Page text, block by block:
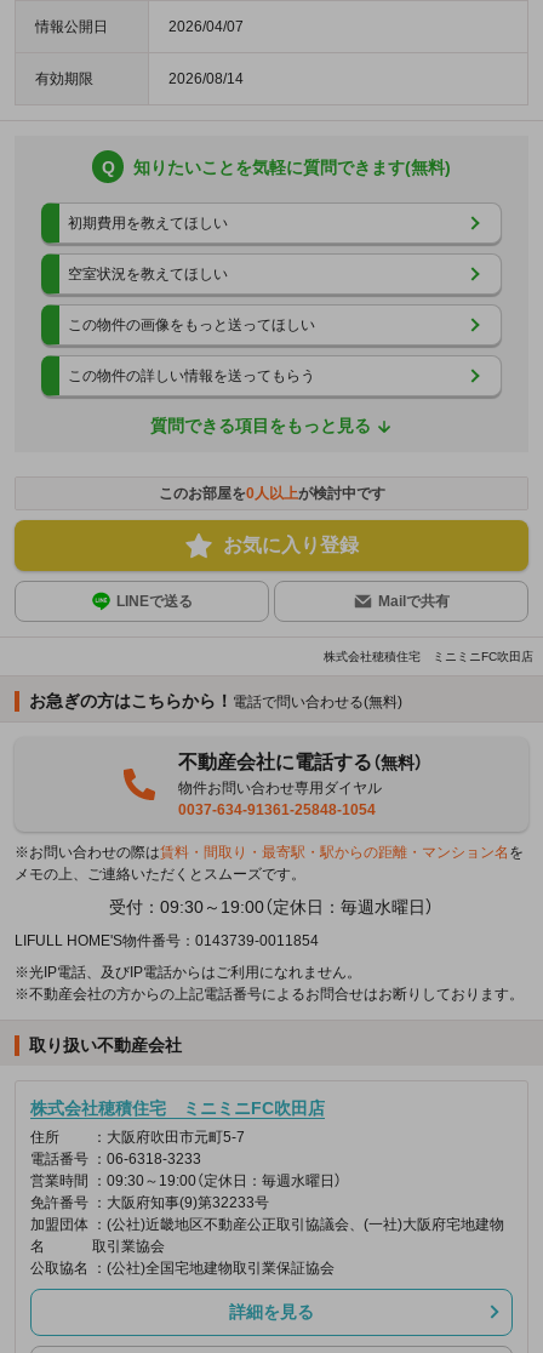
情報公開日 2026/04/07
有効期限 2026/08/14
Q 知りたいことを気軽に質問できます(無料)
初期費用を教えてほしい
空室状況を教えてほしい
この物件の画像をもっと送ってほしい
この物件の詳しい情報を送ってもらう
質問できる項目をもっと見る
このお部屋を0人以上が検討中です
お気に入り登録
LINEで送る Mailで共有
株式会社穂積住宅 ミニミニFC吹田店
お急ぎの方はこちらから！ 電話で問い合わせる(無料)
不動産会社に電話する（無料）
物件お問い合わせ専用ダイヤル
0037-634-91361-25848-1054
※お問い合わせの際は賃料・間取り・最寄駅・駅からの距離・マンション名 を
メモの上、ご連絡いただくとスムーズです。
受付：09:30～19:00（定休日：毎週水曜日）
LIFULL HOME'S物件番号：0143739-0011854
※光IP電話、及びIP電話からはご利用になれません。
※不動産会社の方からの上記電話番号によるお問合せはお断りしております。
取り扱い不動産会社
株式会社穂積住宅 ミニミニFC吹田店
住所
：大阪府吹田市元町5-7
電話番号 ：06-6318-3233
営業時間
：09:30～19:00（定休日：毎週水曜日）
免許番号 ：大阪府知事(9)第32233号
加盟団体
名
：(公社)近畿地区不動産公正取引協議会、(一社)大阪府宅地建物
取引業協会
公取協名
：(公社)全国宅地建物取引業保証協会
詳細を見る